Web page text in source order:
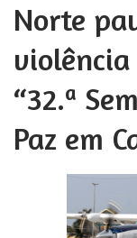
Norte
“32.ª
Paz em